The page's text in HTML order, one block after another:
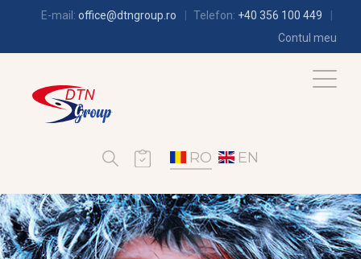
E-mail: office@dtngroup.ro Telefon: +40 356 100 449
Contul meu
RO EN